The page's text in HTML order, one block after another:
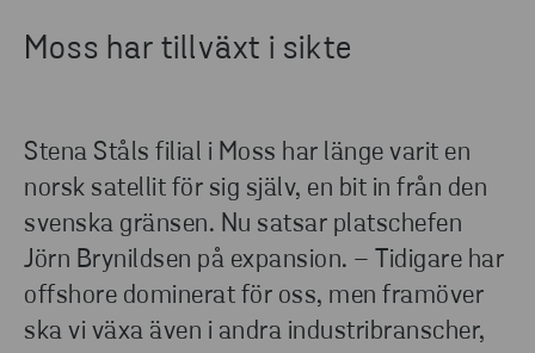
Moss har tillväxt i sikte
Stena Ståls filial i Moss har länge varit en
norsk satellit för sig själv, en bit in från den
svenska gränsen. Nu satsar platschefen
Jörn Brynildsen på expansion. – Tidigare har
offshore dominerat för oss, men framöver
ska vi växa även i andra industribranscher,